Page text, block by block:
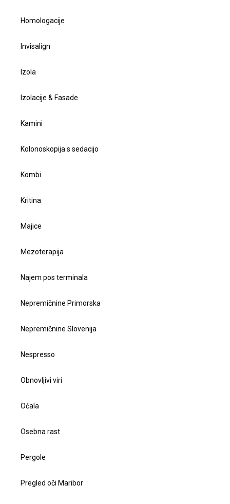
Homologacije
Invisalign
Izola
Izolacije & Fasade
Kamini
Kolonoskopija s sedacijo
Kombi
Kritina
Majice
Mezoterapija
Najem pos terminala
Nepremičnine Primorska
Nepremičnine Slovenija
Nespresso
Obnovljivi viri
Očala
Osebna rast
Pergole
Pregled oči Maribor